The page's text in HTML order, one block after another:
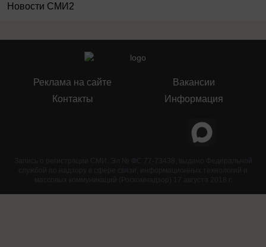
Новости СМИ2
Реклама на сайте
Контакты
Вакансии
Информация
Запись о регистрации СМИ: Эл № ФС 77-73438, выдано Федеральной
службой по надзору в сфере связи, информационных технологий и
массовых коммуникаций (Роскомнадзор) 17 августа 2018 г.